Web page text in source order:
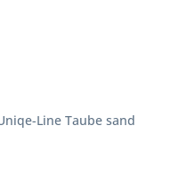
Line Taube sand